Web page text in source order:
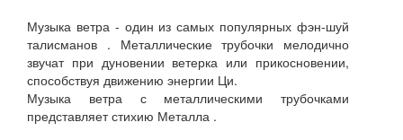
Музыка ветра - один из самых популярных фэн-шуй
талисманов . Металлические трубочки мелодично
звучат при дуновении ветерка или прикосновении,
способствуя движению энергии Ци.
Музыка ветра с металлическими трубочками
представляет стихию Металла .